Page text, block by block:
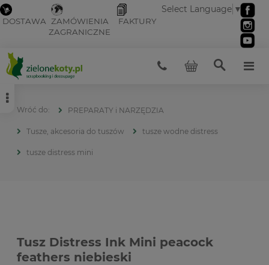
DOSTAWA ZAMÓWIENIA
ZAGRANICZNE
FAKTURY
Select Language ▼
PREPARATY i NARZĘDZIA
Tusze, akcesoria do tuszów tusze wodne distress
tusze distress mini
Tusz Distress Ink Mini peacock
feathers niebieski